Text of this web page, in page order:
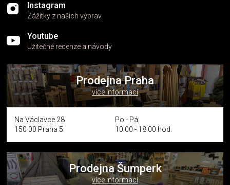
Instagram
Zážitky z našich výprav
Youtube
Užitečné recenze a návody
Prodejna Praha
více informací
Na Václavce 28
150 00 Praha 5
Po - Pá:
10:00 - 18:00 hod.
Prodejna Šumperk
více informací